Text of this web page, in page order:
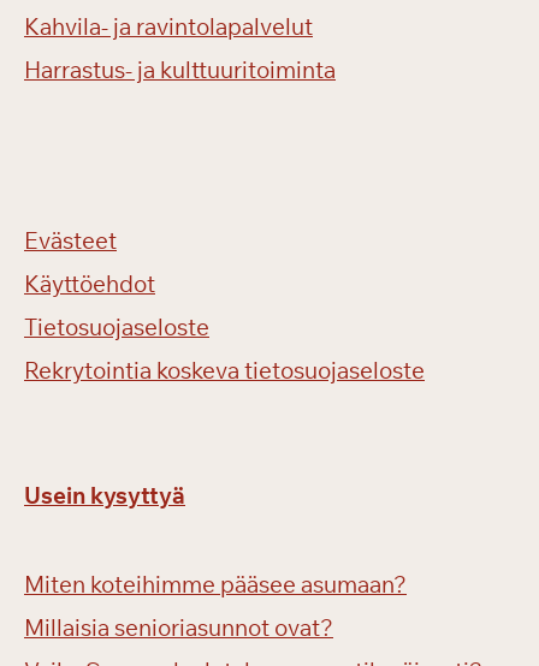
Kahvila- ja ravintolapalvelut
Harrastus- ja kulttuuritoiminta
Evästeet
Käyttöehdot
Tietosuojaseloste
Rekrytointia koskeva tietosuojaseloste
Usein kysyttyä
Miten koteihimme pääsee asumaan?
Millaisia senioriasunnot ovat?